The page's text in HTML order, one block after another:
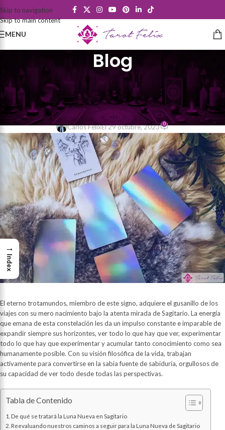
Skip to navigation
Skip to main content
MENU
Blog
APRENDE TAROT EN TAROT FELIX
Tirada del Tarot de Luna Nueva
en Sagitario
Carlos FelixEl 29 octubre, 2023 0
El eterno trotamundos, miembro de este signo, adquiere el gusanillo de los
viajes con su mero nacimiento bajo la atenta mirada de Sagitario. La energía
que emana de esta constelación les da un impulso constante e imparable de
expandir siempre sus horizontes, ver todo lo que hay que ver, experimentar
todo lo que hay que experimentar y acumular tanto conocimiento como sea
humanamente posible. Con su visión filosófica de la vida, trabajan
activamente para convertirse en la sabia fuente de sabiduría, orgullosos de
su capacidad de ver todo desde todas las perspectivas.
Tabla de Contenido
De qué se tratará la Luna Nueva en Sagitario
Reevaluando nuestros caminos a seguir para la Luna Nueva de Sagitario
→
Index